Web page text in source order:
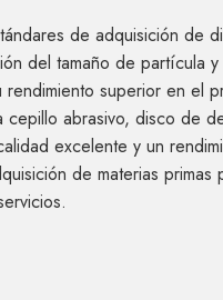
de adquisición de
del tamaño de partícula
rendimiento superior en el
cepillo abrasivo, disco de
excelente y un
de materias primas